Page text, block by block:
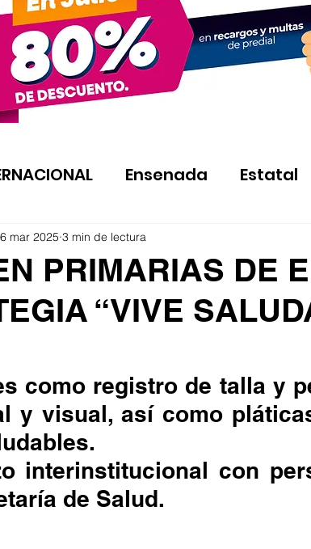
Ensenada Estatal
PRIMARIAS DE
“VIVE
mar 2025 3 min de lectura
y visual, así como
de Salud.